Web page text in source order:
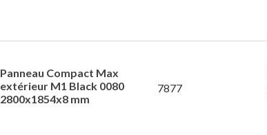
Panneau Compact Max
extérieur M1 Black 0080
2800x1854x8 mm
7877